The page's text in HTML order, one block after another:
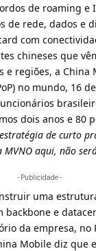
de roaming e
de rede, dados e
com
chineses que
e regiões, a China
no mundo, 16
dois anos e 80
de curto
MVNO aqui, não
- Publicidade -
uma
backbone e
da empresa, no
Mobile diz que